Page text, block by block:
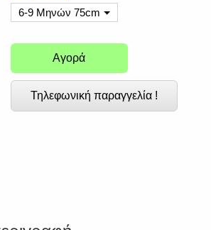
6-9 Μηνών 75cm
Αγορά
Τηλεφωνική παραγγελία !